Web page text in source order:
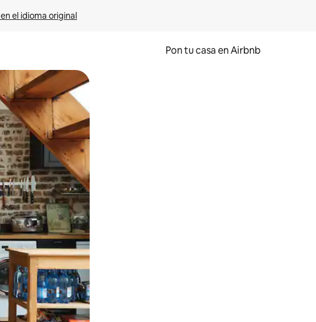
el idioma original
Pon tu casa en Airbnb
el tacto o desliza el dedo.